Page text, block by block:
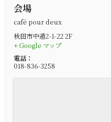
会場
café pour deux
秋田市中通2-1-22 2F
+ Google マップ
電話：
018-836-3258